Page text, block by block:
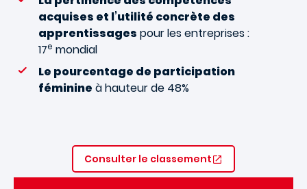
acquises et l’utilité concrète des
apprentissages pour les entreprises :
17e mondial
Le pourcentage de participation
féminine à hauteur de 48%
Consulter le classement